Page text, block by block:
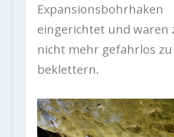
Expansionsbohrhaken
eingerichtet und waren
nicht mehr gefahrlos zu
beklettern.